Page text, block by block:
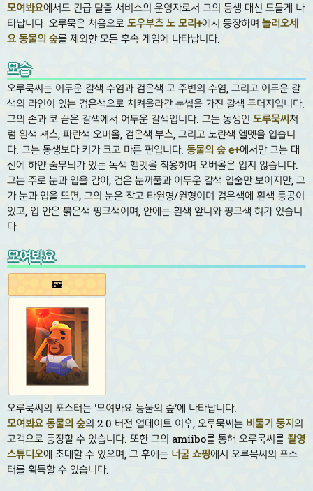
모여봐요에서도 긴급 탈출 서비스의 운영자로서 그의 동생 대신 드물게 나
타납니다. 오루묵은 처음으로 도우부츠 노 모리+에서 등장하며 놀러오세
요 동물의 숲를 제외한 모든 후속 게임에 나타납니다.
모습
오루묵씨는 어두운 갈색 수염과 검은색 코 주변의 수염, 그리고 어두운 갈
색의 라인이 있는 검은색으로 치켜올라간 눈썹을 가진 갈색 두더지입니다.
그의 손과 코 끝은 갈색에서 어두운 갈색입니다. 그는 동생인 도루묵씨처
럼 흰색 셔츠, 파란색 오버올, 검은색 부츠, 그리고 노란색 헬멧을 입습니
다. 그는 동생보다 키가 크고 마른 편입니다. 동물의 숲 e+에서만 그는 대
신에 하얀 줄무늬가 있는 녹색 헬멧을 착용하며 오버올은 입지 않습니다.
그는 주로 눈과 입을 감아, 검은 눈꺼풀과 어두운 갈색 입술만 보이지만, 그
가 눈과 입을 뜨면, 그의 눈은 작고 타원형/원형이며 검은색에 흰색 동공이
있고, 입 안은 붉은색 핑크색이며, 안에는 흰색 앞니와 핑크색 혀가 있습니
다.
모여봐요
🖼️
오루묵씨의 포스터는 '모여봐요 동물의 숲'에 나타납니다.
모여봐요 동물의 숲의 2.0 버전 업데이트 이후, 오루묵씨는 비둘기 둥지의
고객으로 등장할 수 있습니다. 또한 그의 amiibo를 통해 오루묵씨를 촬영
스튜디오에 초대할 수 있으며, 그 후에는 너굴 쇼핑에서 오루묵씨의 포스
터를 획득할 수 있습니다.